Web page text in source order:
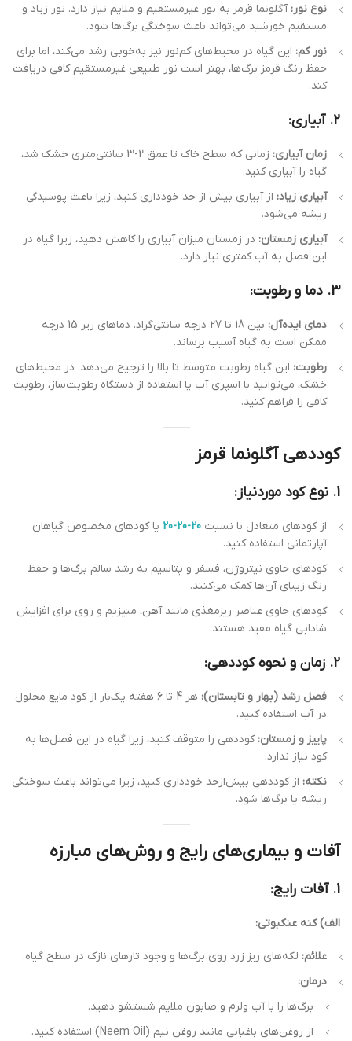
نوع نور: آگلونما قرمز به نور غیرمستقیم و ملایم نیاز دارد. نور زیاد و
مستقیم خورشید می‌تواند باعث سوختگی برگ‌ها شود.
نور کم: این گیاه در محیط‌های کم‌نور نیز به‌خوبی رشد می‌کند، اما برای
حفظ رنگ قرمز برگ‌ها، بهتر است نور طبیعی غیرمستقیم کافی دریافت
کند.
2. آبیاری:
زمان آبیاری:
زمانی که سطح خاک تا عمق 2-3 سانتی‌متری خشک شد،
گیاه را آبیاری کنید.
آبیاری زیاد: از آبیاری بیش از حد خودداری کنید، زیرا باعث پوسیدگی
ریشه می‌شود.
آبیاری زمستان: در زمستان میزان آبیاری را کاهش دهید، زیرا گیاه در
این فصل به آب کمتری نیاز دارد.
3. دما و رطوبت:
دمای ایده‌آل:
بین 18 تا 27 درجه سانتی‌گراد. دماهای زیر 15 درجه
ممکن است به گیاه آسیب برساند.
رطوبت: این گیاه رطوبت متوسط تا بالا را ترجیح می‌دهد. در محیط‌های
خشک، می‌توانید با اسپری آب یا استفاده از دستگاه رطوبت‌ساز، رطوبت
کافی را فراهم کنید.
کوددهی آگلونما قرمز
1. نوع کود موردنیاز:
از کودهای متعادل با نسبت 20-20-20
یا کودهای مخصوص گیاهان
آپارتمانی استفاده کنید.
کودهای حاوی نیتروژن، فسفر و پتاسیم به رشد سالم برگ‌ها و حفظ
رنگ زیبای آن‌ها کمک می‌کنند.
کودهای حاوی عناصر ریزمغذی مانند آهن، منیزیم و روی برای افزایش
شادابی گیاه مفید هستند.
2. زمان و نحوه کوددهی:
فصل رشد (بهار و تابستان):
هر 4 تا 6 هفته یک‌بار از کود مایع محلول
در آب استفاده کنید.
پاییز و زمستان: کوددهی را متوقف کنید، زیرا گیاه در این فصل‌ها به
کود نیاز ندارد.
نکته: از کوددهی بیش‌ازحد خودداری کنید، زیرا می‌تواند باعث سوختگی
ریشه یا برگ‌ها شود.
آفات و بیماری‌های رایج و روش‌های مبارزه
1. آفات رایج:
الف) کنه عنکبوتی:
علائم: لکه‌های ریز زرد روی برگ‌ها و وجود تارهای نازک در سطح گیاه.
درمان:
برگ‌ها را با آب ولرم و صابون ملایم شستشو دهید.
از روغن‌های باغبانی مانند روغن نیم (Neem Oil) استفاده کنید.